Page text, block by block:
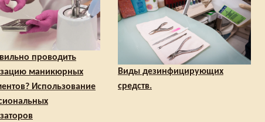
проводить
маникюрных
Использование
Виды дезинфицирующих
средств.